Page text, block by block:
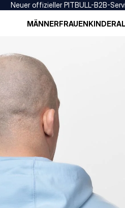
Neuer offizieller PITBULL-B2B-
MÄNNERFRAUENKINDER